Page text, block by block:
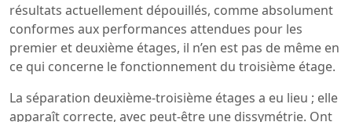
résultats actuellement dépouillés, comme absolument
conformes aux performances attendues pour les
premier et deuxième étages, il n’en est pas de même en
ce qui concerne le fonctionnement du troisième étage.
La séparation deuxième-troisième étages a eu lieu ; elle
apparaît correcte, avec peut-être une dissymétrie. Ont